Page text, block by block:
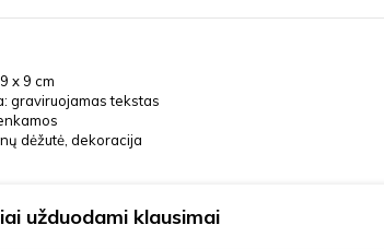
x 9 cm
graviruojamas tekstas
dėžutė, dekoracija
užduodami klausimai